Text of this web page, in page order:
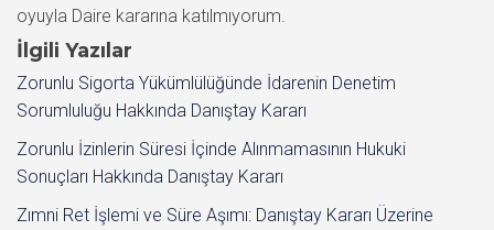
oyuyla Daire kararına katılmıyorum.
İlgili Yazılar
Zorunlu Sigorta Yükümlülüğünde İdarenin Denetim
Sorumluluğu Hakkında Danıştay Kararı
Zorunlu İzinlerin Süresi İçinde Alınmamasının Hukuki
Sonuçları Hakkında Danıştay Kararı
Zımni Ret İşlemi ve Süre Aşımı: Danıştay Kararı Üzerine